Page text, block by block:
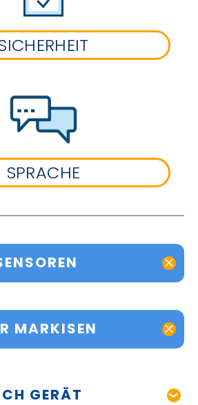
SPRACHE
MARKISEN
GERÄT